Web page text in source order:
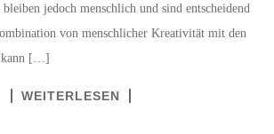
jedoch menschlich und sind entscheidend
von menschlicher Kreativität mit den
kann […]
WEITERLESEN